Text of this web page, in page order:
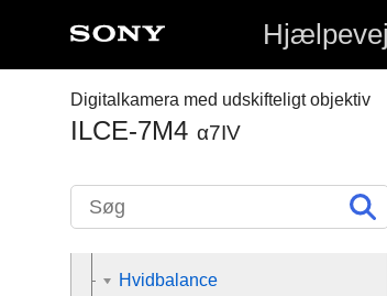
Digitalkamera med udskifteligt objektiv
ILCE-7M4 α7IV
Valg af en optagetilstand
Fokusering
Ansigts-/øje-AF
Brug af fokuseringsfunktioner
Justering af
eksponerings-/måletilstandene
Hvidbalance